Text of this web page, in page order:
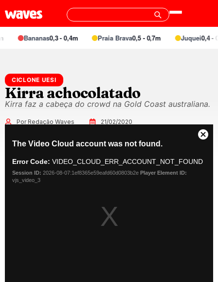
Bananas0,3 - 0,4m Praia Brava0,5 - 0,7m Juquei0,4 -
CICLONE UESI
Kirra achocolatado
Kirra faz a cabeça do crowd na Gold Coast australiana.
Por Redação Waves 21/02/2020